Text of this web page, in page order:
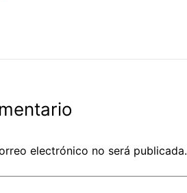
electrónico no será publicada.